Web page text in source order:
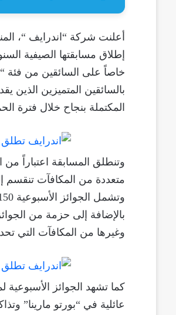
أعلنت شركة “اندرايف “،
إطلاق مسابقتها الصيفية
خاصاً على السائقين من فئة
بالسائقين المتميزين الذين
المكتملة بنجاح خلال فترة
وتنطلق المسابقة اعتباراً
متعددة من المكافآت تنقسم
بالإضافة إلى حزمة من
وغيرها من المكافآت التي
كما تشهد الجوائز
عائلية في “بورتو مارينا”